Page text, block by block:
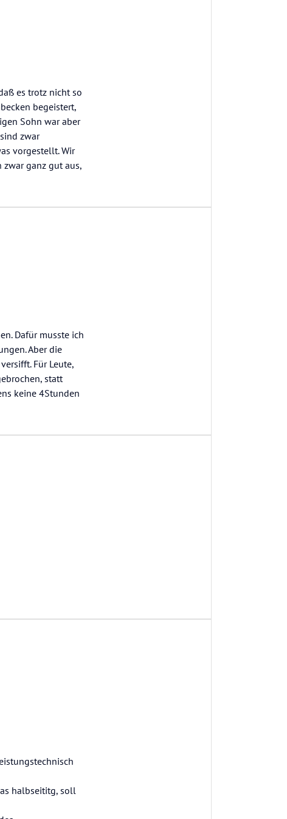
es trotz nicht so
begeistert,
Sohn war aber
zwar
vorgestellt. Wir
zwar ganz gut aus,
Dafür musste ich
Aber die
Für Leute,
statt
keine 4Stunden
halbseititg, soll